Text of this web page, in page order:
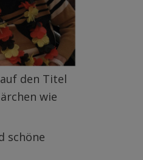
den Titel
wie
schöne